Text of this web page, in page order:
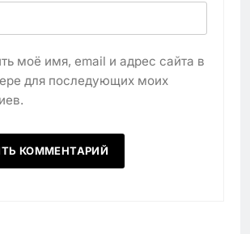
моё имя, email и адрес сайта в
для последующих моих